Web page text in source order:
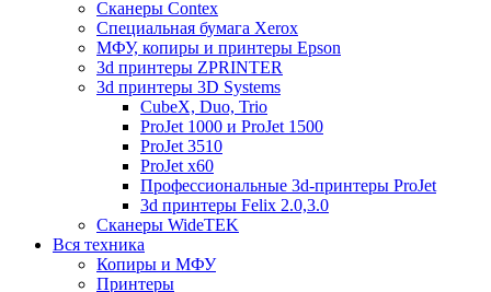
Сканеры Contex
Специальная бумага Xerox
МФУ, копиры и принтеры Epson
3d принтеры ZPRINTER
3d принтеры 3D Systems
CubeX, Duo, Trio
ProJet 1000 и ProJet 1500
ProJet 3510
ProJet x60
Профессиональные 3d-принтеры ProJet
3d принтеры Felix 2.0,3.0
Сканеры WideTEK
Вся техника
Копиры и МФУ
Принтеры